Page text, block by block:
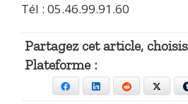
Tél : 05.46.99.91.60
Partagez cet article,
Plateforme :
Facebook LinkedIn Reddit